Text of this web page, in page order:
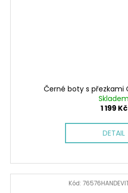
Černé boty s přezkami
Skladem
1 199 Kč
DETAIL
Kód: